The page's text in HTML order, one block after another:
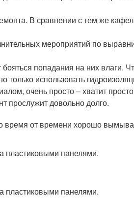
В сравнении с тем же
мероприятий по
попадания на них влаги.
только использовать
очень просто – хватит
прослужит довольно долго.
время от времени хорошо